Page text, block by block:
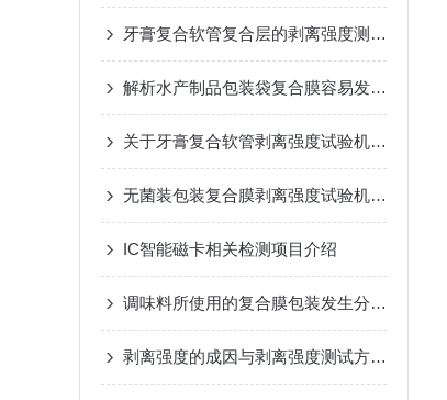
牙膏复合软管复合层的剥离强度测试方法
解析水产制品包装袋复合膜容易发生分层的原因
关于牙膏复合软管剥离强度试验机的全面介绍
无菌装包装复合膜剥离强度试验机产品介绍
IC智能磁卡相关检测项目介绍
调味料所使用的复合膜包装发生分层怎么办？
剥离强度的成因与剥离强度测试方法介绍